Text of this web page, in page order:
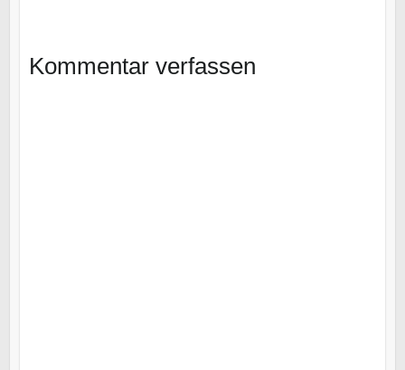
Kommentar verfassen